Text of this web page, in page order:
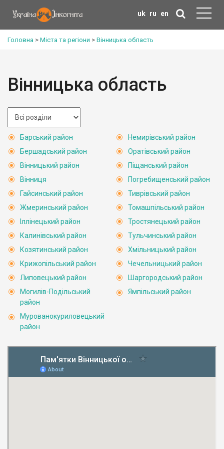
uk ru en
Головна > Міста та регіони > Вінницька область
Вінницька область
Барський район
Бершадський район
Вінницький район
Вінниця
Гайсинський район
Жмеринський район
Іллінецький район
Калинівський район
Козятинський район
Крижопільський район
Липовецький район
Могилів-Подільський
район
Мурованокуриловецький
район
Немирівський район
Оратівський район
Піщанський район
Погребищенський район
Тиврівський район
Томашпільський район
Тростянецький район
Тульчинський район
Хмільницький район
Чечельницький район
Шаргородський район
Ямпільський район